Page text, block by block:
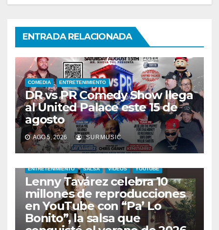
ENTRADA RELACIONADA
COMEDIA ENTRETENIMIENTO
DR vs PR Comedy Show llega
al United Palace este 15 de
agosto
AGO 5, 2026 SURMUSIC
ENTRETENIMIENTO SALSA VIDEOS YOUTUBE
Lenny Tavárez celebra 10
millones de reproducciones
en YouTube con “Pa’ Lo
Bonito”, la salsa que